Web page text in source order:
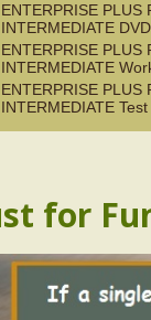
ENTERPRISE PLUS
INTERMEDIATE DVD
ENTERPRISE PLUS
INTERMEDIATE
ENTERPRISE PLUS
INTERMEDIATE
for